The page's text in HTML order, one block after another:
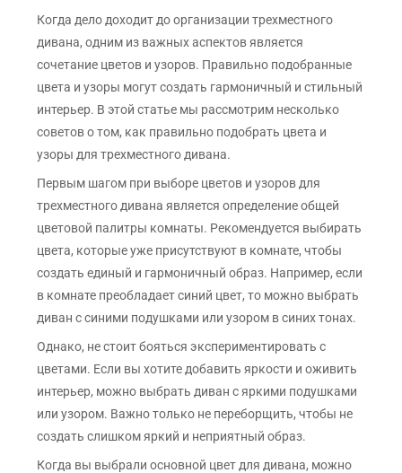
Когда дело доходит до организации трехместного
дивана, одним из важных аспектов является
сочетание цветов и узоров. Правильно подобранные
цвета и узоры могут создать гармоничный и стильный
интерьер. В этой статье мы рассмотрим несколько
советов о том, как правильно подобрать цвета и
узоры для трехместного дивана.
Первым шагом при выборе цветов и узоров для
трехместного дивана является определение общей
цветовой палитры комнаты. Рекомендуется выбирать
цвета, которые уже присутствуют в комнате, чтобы
создать единый и гармоничный образ. Например, если
в комнате преобладает синий цвет, то можно выбрать
диван с синими подушками или узором в синих тонах.
Однако, не стоит бояться экспериментировать с
цветами. Если вы хотите добавить яркости и оживить
интерьер, можно выбрать диван с яркими подушками
или узором. Важно только не переборщить, чтобы не
создать слишком яркий и неприятный образ.
Когда вы выбрали основной цвет для дивана, можно